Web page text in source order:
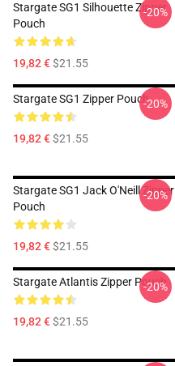
Stargate SG1 Silhouette Zipper
Pouch
19,82 €$21.55
-20%
Stargate SG1 Zipper Pouch
19,82 €$21.55
-20%
Stargate SG1 Jack O'Neill Zipper
Pouch
19,82 €$21.55
-20%
Stargate Atlantis Zipper Pouch
19,82 €$21.55
-20%